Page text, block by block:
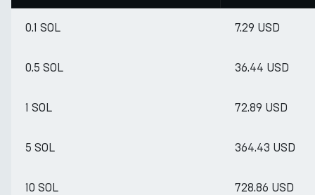
0.1 SOL 7.29 USD
0.5 SOL 36.44 USD
1 SOL 72.89 USD
5 SOL 364.43 USD
10 SOL 728.86 USD